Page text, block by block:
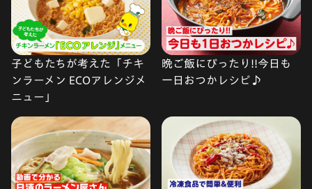
子どもたちが考えた「チキ
ンラーメン ECOアレンジメ
ニュー」
晩ご飯にぴったり!!今日も
一日おつかレシピ♪